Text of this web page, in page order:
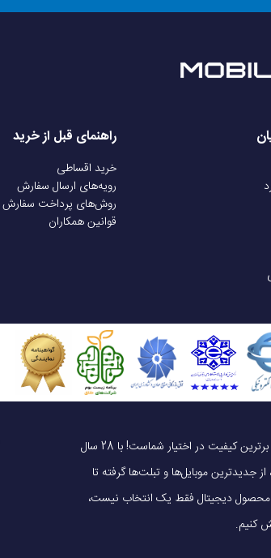
راهنمای قبل از خرید
خرید اقساطی
رویه‌های ارسال سفارش
روش‌های پرداخت سفارش
قوانین همکاران
یک خرید هوشمندانه ، قیمت منصفانه، تجربه‌ای متفاوت! به موبایل 140 خوش آمدید، جایی که تکنولوژی با بهترین قیمت و برترین کیفیت در اختیار شماست! با 28 سال
جدیدترین موبایل‌ها و تبلت‌ها گرفته تا
محصول دیجیتال فقط یک انتخاب نیست،